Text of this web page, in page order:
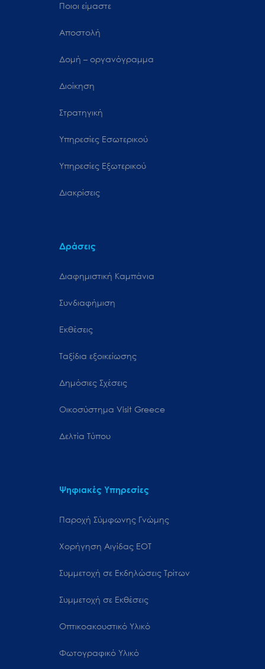
Ποιοι είμαστε
Αποστολή
Δομή – οργανόγραμμα
Διοίκηση
Στρατηγική
Υπηρεσίες Εσωτερικού
Υπηρεσίες Εξωτερικού
Διακρίσεις
Δράσεις
Διαφημιστική Καμπάνια
Συνδιαφήμιση
Εκθέσεις
Ταξίδια εξοικείωσης
Δημόσιες Σχέσεις
Oικοσύστημα Visit Greece
Δελτία Τύπου
Ψηφιακές Υπηρεσίες
Παροχή Σύμφωνης Γνώμης
Χορήγηση Αιγίδας ΕΟΤ
Συμμετοχή σε Εκδηλώσεις Τρίτων
Συμμετοχή σε Εκθέσεις
Οπτικοακουστικό Υλικό
Φωτογραφικό Υλικό